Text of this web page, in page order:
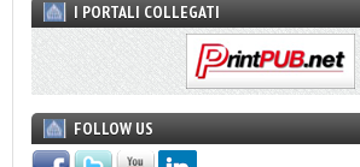
I PORTALI COLLEGATI
FOLLOW US